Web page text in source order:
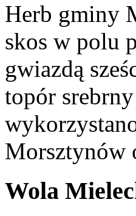
Herb gminy
skos w polu
gwiazdą
topór
Morsztynów
Wola